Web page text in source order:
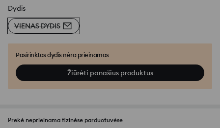
Dydis
VIENAS DYDIS
Pasirinktas dydis nėra prieinamas
Žiūrėti panašius produktus
Prekė neprieinama fizinėse parduotuvėse